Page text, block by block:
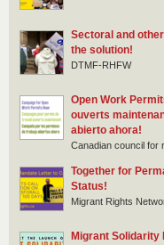
Sectoral and
the solution!
DTMF-RHFW
Open Work
ouverts
abierto ahora!
Canadian council for
Together for
Status!
Migrant Rights
Migrant Solidarity